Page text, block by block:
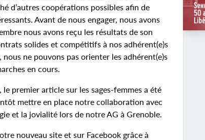
d’autres coopérations possibles afin de
Avant de nous engager, nous avons
nous avons reçu les résultats de son
solides et compétitifs à nos adhérent(e)s
ne pouvons pas orienter les adhérent(e)s
en cours.
premier article sur les sages-femmes a été
mettre en place notre collaboration avec
et la jovialité lors de notre AG à Grenoble.
nouveau site et sur Facebook grâce à